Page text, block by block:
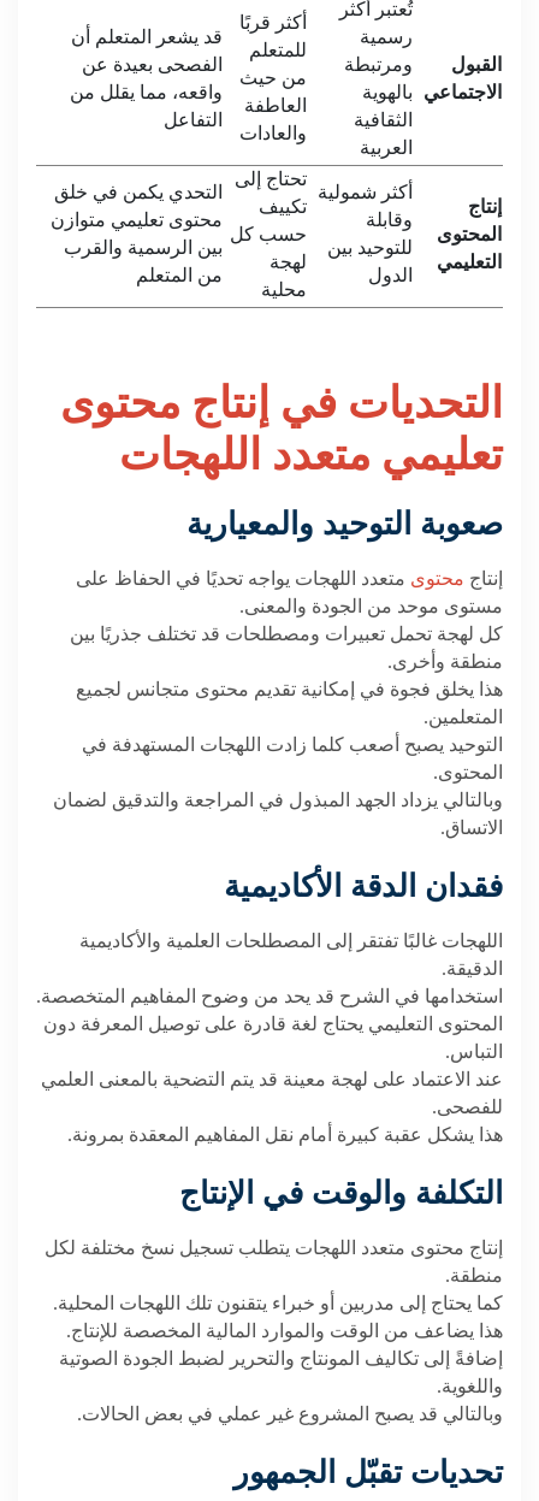
القبول
الاجتماعي
تُعتبر أكثر
رسمية
ومرتبطة
بالهوية
الثقافية
العربية
أكثر قربًا
للمتعلم
من حيث
العاطفة
والعادات
قد يشعر المتعلم أن
الفصحى بعيدة عن
واقعه، مما يقلل من
التفاعل
إنتاج
المحتوى
التعليمي
أكثر شمولية
وقابلة
للتوحيد بين
الدول
تحتاج إلى
تكييف
حسب كل
لهجة
محلية
التحدي يكمن في خلق
محتوى تعليمي متوازن
بين الرسمية والقرب
من المتعلم
التحديات في إنتاج محتوى
تعليمي متعدد اللهجات
صعوبة التوحيد والمعيارية
إنتاج محتوى متعدد اللهجات يواجه تحديًا في الحفاظ على
مستوى موحد من الجودة والمعنى.
كل لهجة تحمل تعبيرات ومصطلحات قد تختلف جذريًا بين
منطقة وأخرى.
هذا يخلق فجوة في إمكانية تقديم محتوى متجانس لجميع
المتعلمين.
التوحيد يصبح أصعب كلما زادت اللهجات المستهدفة في
المحتوى.
وبالتالي يزداد الجهد المبذول في المراجعة والتدقيق لضمان
الاتساق.
فقدان الدقة الأكاديمية
اللهجات غالبًا تفتقر إلى المصطلحات العلمية والأكاديمية
الدقيقة.
استخدامها في الشرح قد يحد من وضوح المفاهيم المتخصصة.
المحتوى التعليمي يحتاج لغة قادرة على توصيل المعرفة دون
التباس.
عند الاعتماد على لهجة معينة قد يتم التضحية بالمعنى العلمي
للفصحى.
هذا يشكل عقبة كبيرة أمام نقل المفاهيم المعقدة بمرونة.
التكلفة والوقت في الإنتاج
إنتاج محتوى متعدد اللهجات يتطلب تسجيل نسخ مختلفة لكل
منطقة.
كما يحتاج إلى مدربين أو خبراء يتقنون تلك اللهجات المحلية.
هذا يضاعف من الوقت والموارد المالية المخصصة للإنتاج.
إضافةً إلى تكاليف المونتاج والتحرير لضبط الجودة الصوتية
واللغوية.
وبالتالي قد يصبح المشروع غير عملي في بعض الحالات.
تحديات تقبّل الجمهور